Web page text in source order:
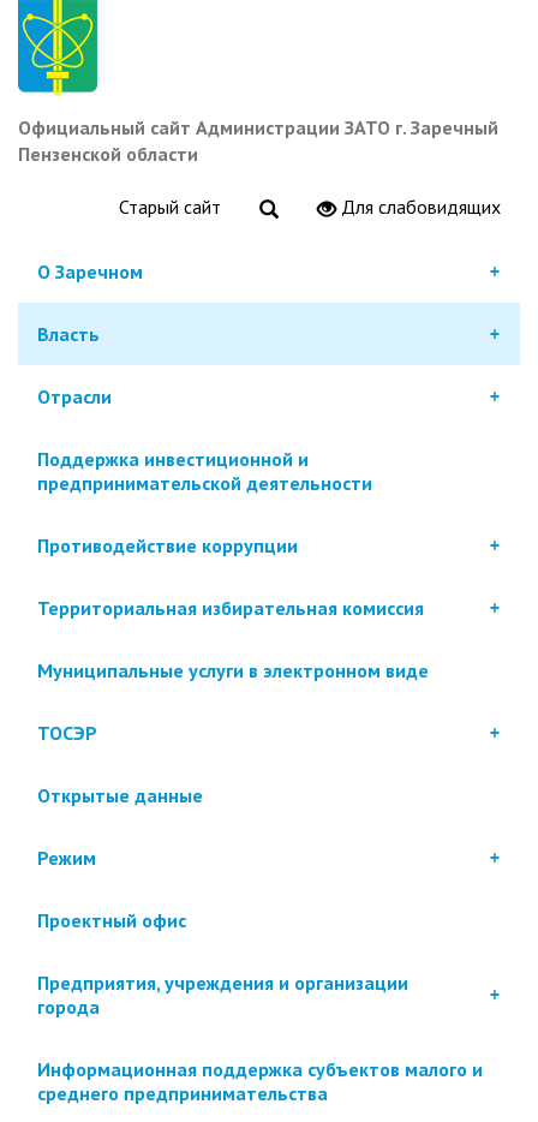
Перейти
основному
содержанию
Официальный сайт Администрации ЗАТО г. Заречный
Пензенской области
Старый сайт Для слабовидящих
О Заречном
Власть
Отрасли
Поддержка инвестиционной и
предпринимательской деятельности
Противодействие коррупции
Территориальная избирательная комиссия
Муниципальные услуги в электронном виде
ТОСЭР
Открытые данные
Режим
Проектный офис
Предприятия, учреждения и организации
города
Информационная поддержка субъектов малого и
среднего предпринимательства